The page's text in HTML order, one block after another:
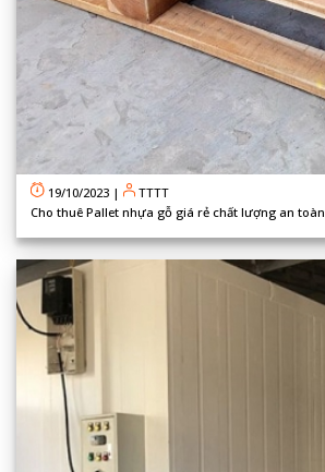
19/10/2023 |
TTTT
Cho thuê Pallet nhựa gỗ giá rẻ chất lượng an toàn